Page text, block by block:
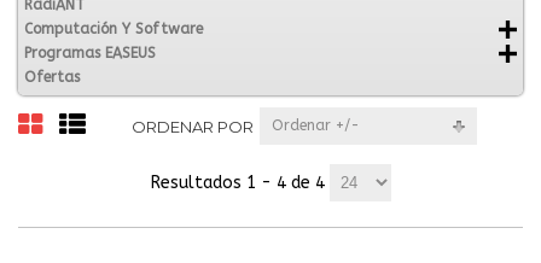
RadiANT
Computación Y Software
Programas EASEUS
Ofertas
ORDENAR POR Ordenar +/-
Resultados 1 - 4 de 4